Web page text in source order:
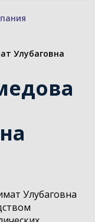
Улубаговна
Улубаговна